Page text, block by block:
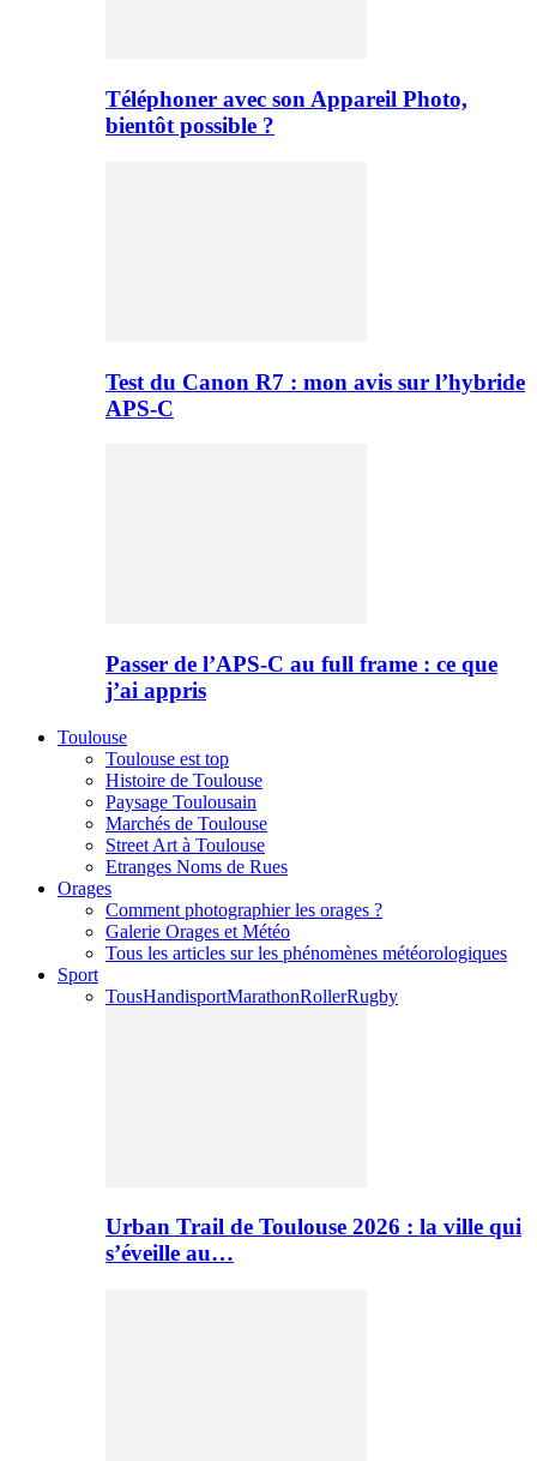
Téléphoner avec son Appareil Photo,
bientôt possible ?
Test du Canon R7 : mon avis sur l’hybride
APS-C
Passer de l’APS-C au full frame : ce que
j’ai appris
Toulouse
Toulouse est top
Histoire de Toulouse
Paysage Toulousain
Marchés de Toulouse
Street Art à Toulouse
Etranges Noms de Rues
Orages
Comment photographier les orages ?
Galerie Orages et Météo
Tous les articles sur les phénomènes météorologiques
Sport
TousHandisportMarathonRollerRugby
Urban Trail de Toulouse 2026 : la ville qui
s’éveille au…